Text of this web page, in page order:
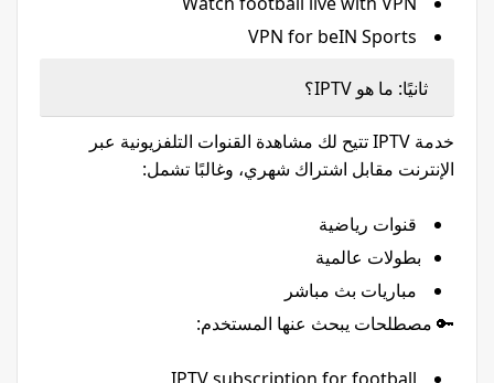
ثانيًا: ما هو IPTV؟
خدمة IPTV تتيح لك مشاهدة القنوات التلفزيونية عبر
الإنترنت مقابل اشتراك شهري، وغالبًا تشمل:
قنوات رياضية
بطولات عالمية
مباريات بث مباشر
🔑 مصطلحات يبحث عنها المستخدم: